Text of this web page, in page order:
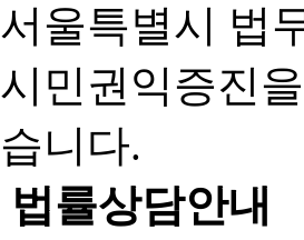
서울특별시 법
시민권익증진
습니다.
법률상담안내